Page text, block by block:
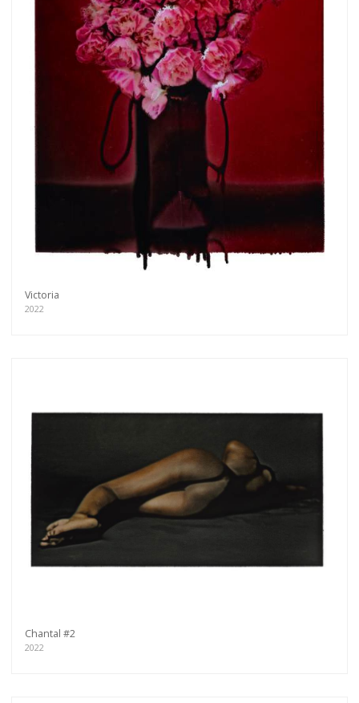
Victoria
2022
Chantal #2
2022